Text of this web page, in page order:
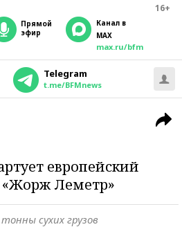
16+
прямой
эфир
Канал в
MAX
max.ru/bfm
Telegram
t.me/BFMnews
европейский
«Жорж Леметр»
сухих грузов